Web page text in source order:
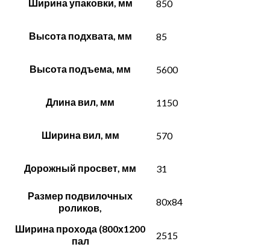
Ширина упаковки, мм 850
Высота подхвата, мм 85
Высота подъема, мм 5600
Длина вил, мм 1150
Ширина вил, мм 570
Дорожный просвет, мм 31
Размер подвилочных
роликов,
80х84
Ширина прохода (800х1200
пал
2515